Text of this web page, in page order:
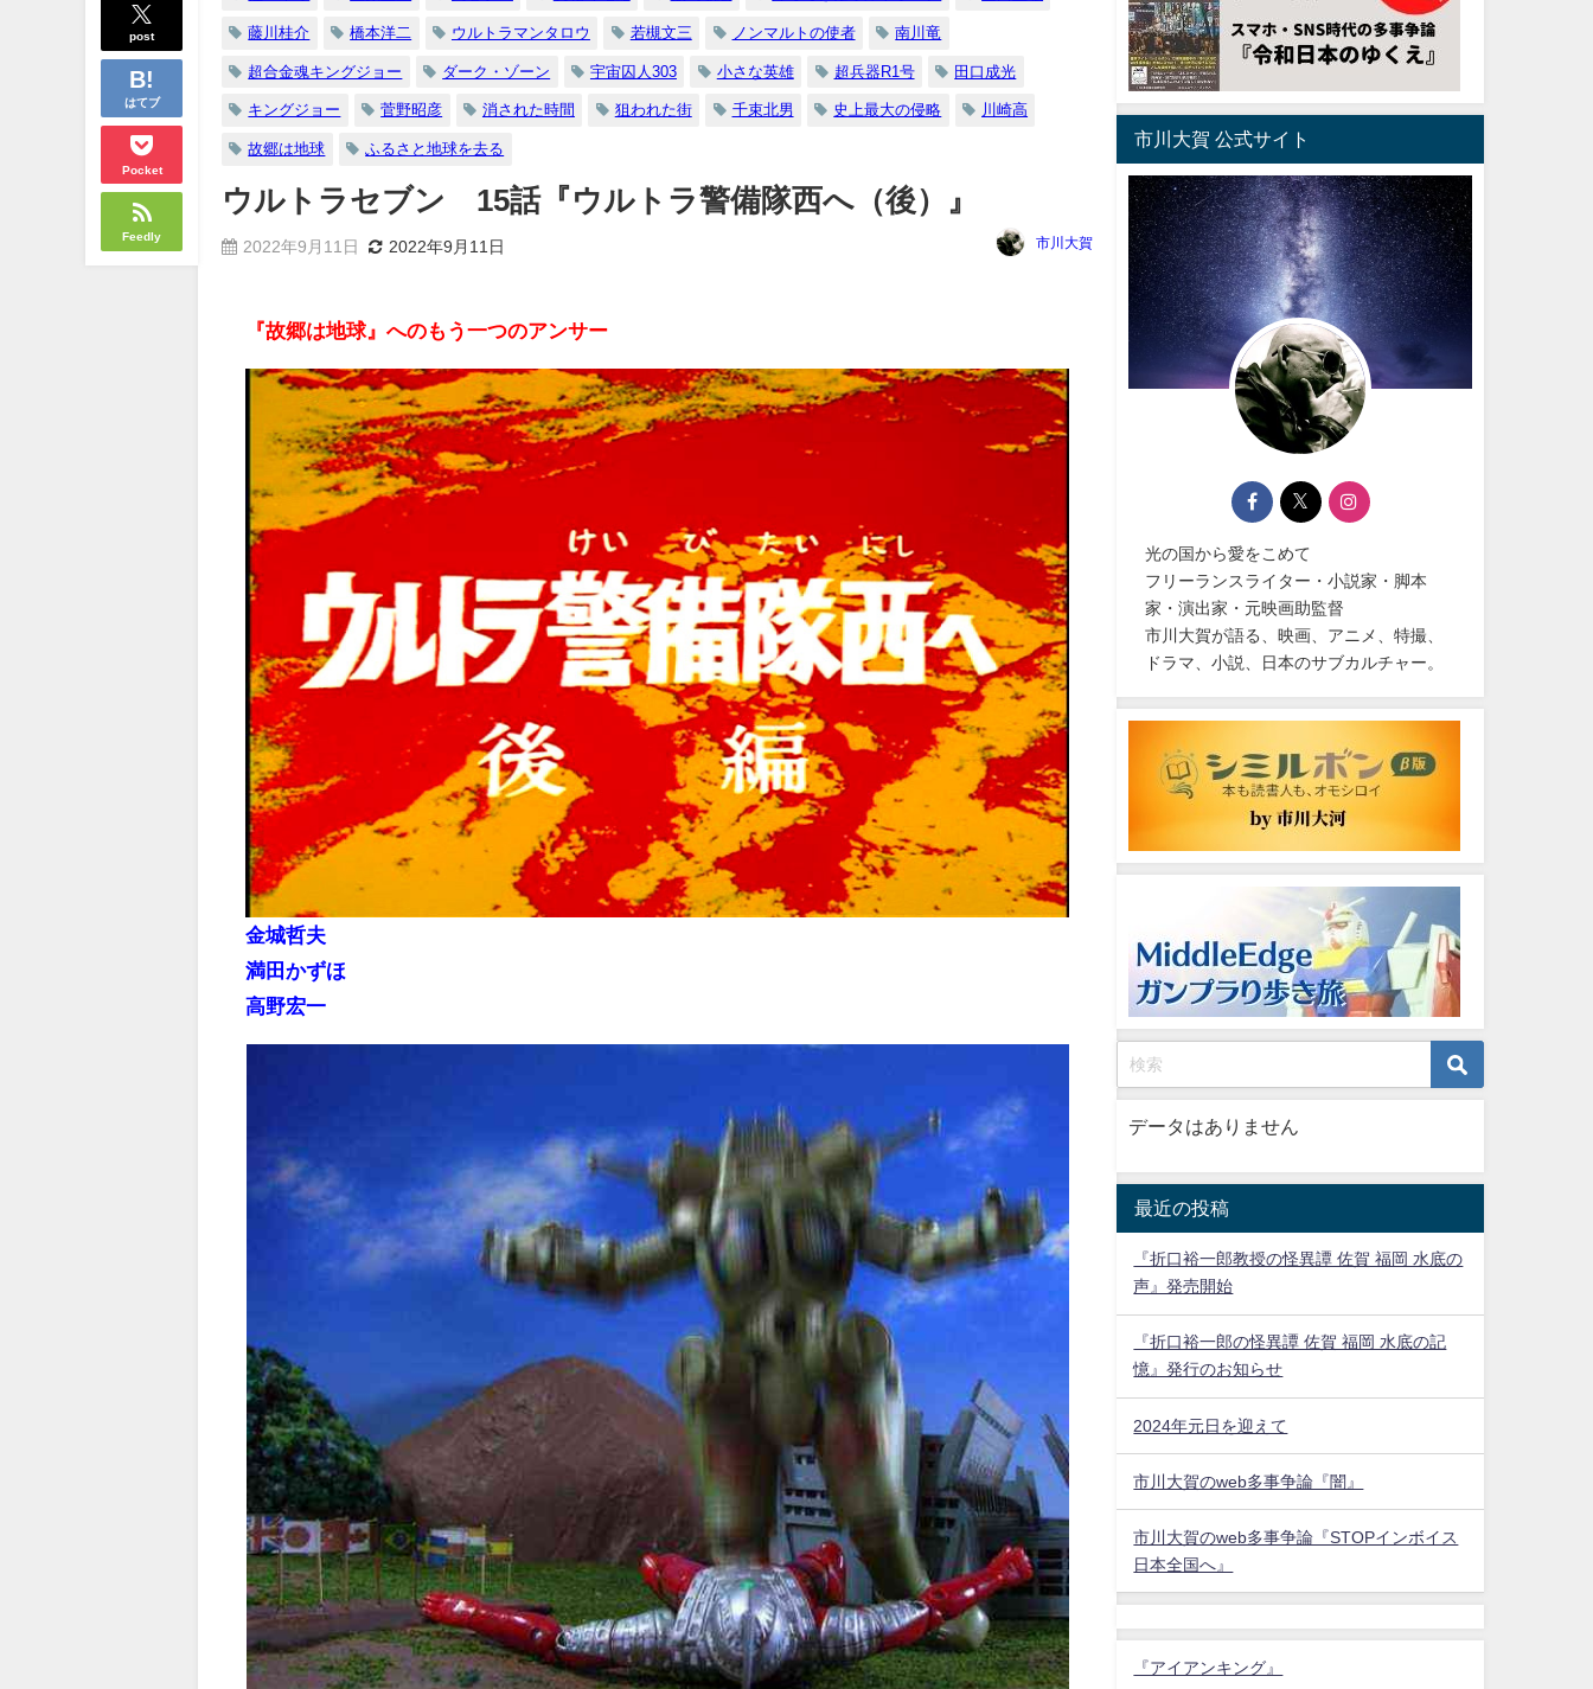
post
はてブ
Pocket
Feedly
藤川桂介 橋本洋二 ウルトラマンタロウ 若槻文三 ノンマルトの使者 南川竜
超合金魂キングジョー ダーク・ゾーン 宇宙囚人303 小さな英雄 超兵器R1号 田口成光
キングジョー 菅野昭彦 消された時間 狙われた街 千束北男 史上最大の侵略 川崎高
故郷は地球 ふるさと地球を去る
ウルトラセブン 15話『ウルトラ警備隊西へ（後）』
2022年9月11日 2022年9月11日 市川大賀
『故郷は地球』へのもう一つのアンサー
金城哲夫
満田かずほ
高野宏一
市川大賀 公式サイト
光の国から愛をこめて
フリーランスライター・小説家・脚本
家・演出家・元映画助監督
市川大賀が語る、映画、アニメ、特撮、
ドラマ、小説、日本のサブカルチャー。
データはありません
最近の投稿
『折口裕一郎教授の怪異譚 佐賀 福岡 水底の
声』発売開始
『折口裕一郎の怪異譚 佐賀 福岡 水底の記
憶』発行のお知らせ
2024年元日を迎えて
市川大賀のweb多事争論『闇』
市川大賀のweb多事争論『STOPインボイス
日本全国へ』
『アイアンキング』